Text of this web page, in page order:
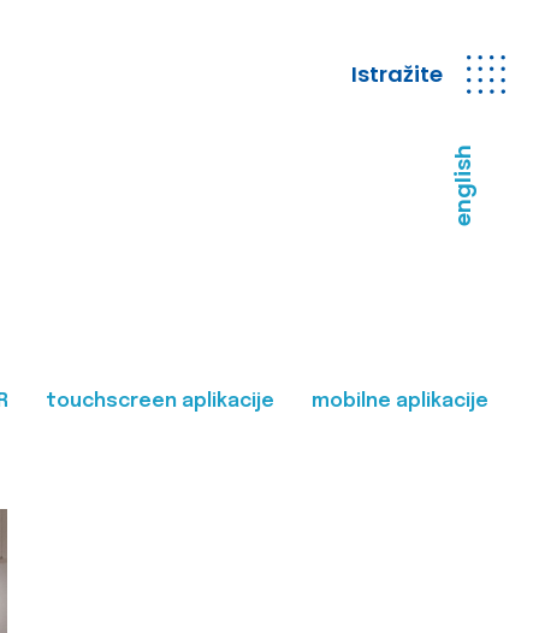
Istražite
english
touchscreen aplikacije mobilne aplikacije